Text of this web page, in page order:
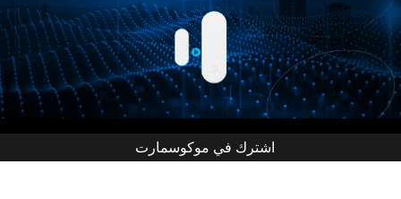
اشترك في موكوسمارت